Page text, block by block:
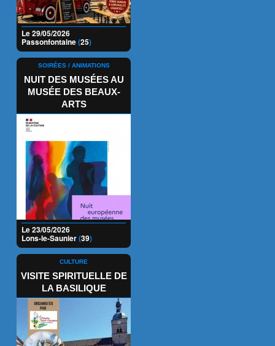
Le 29/05/2026
Passonfontaine(25)
SOIRÉES / ANIMATIONS
NUIT DES MUSÉES AU
MUSÉE DES BEAUX-
ARTS
Le 23/05/2026
Lons-le-Saunier(39)
CULTURE
VISITE SPIRITUELLE DE
LA BASILIQUE